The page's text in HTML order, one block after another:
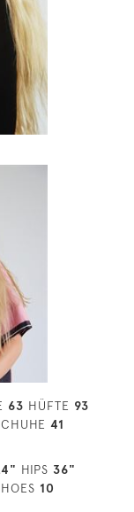
63 HÜFTE 93
41
HIPS 36"
10